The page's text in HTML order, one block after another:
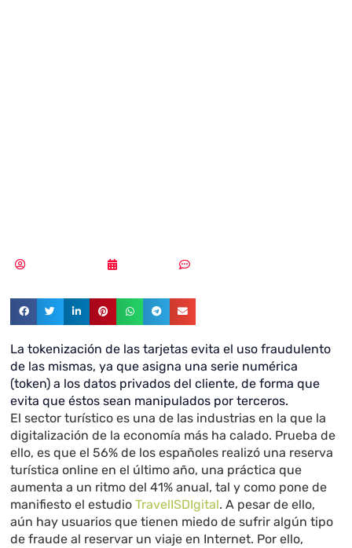
La tokenización de las tarjetas evita el uso fraudulento
de las mismas, ya que asigna una serie numérica
(token) a los datos privados del cliente, de forma que
evita que éstos sean manipulados por terceros.
El sector turístico es una de las industrias en la que la
digitalización de la economía más ha calado. Prueba de
ello, es que el 56% de los españoles realizó una reserva
turística online en el último año, una práctica que
aumenta a un ritmo del 41% anual, tal y como pone de
manifiesto el estudioTravelISDIgital. A pesar de ello,
aún hay usuarios que tienen miedo de sufrir algún tipo
de fraude al reservar un viaje en Internet. Por ello,